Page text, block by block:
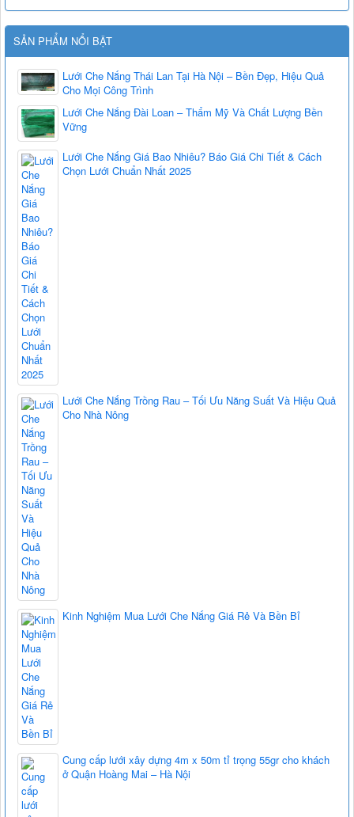
SẢN PHẨM NỔI BẬT
Lưới Che Nắng Thái Lan Tại Hà Nội – Bền Đẹp, Hiệu Quả
Cho Mọi Công Trình
Lưới Che Nắng Đài Loan – Thẩm Mỹ Và Chất Lượng Bền
Vững
Lưới Che Nắng Giá Bao Nhiêu? Báo Giá Chi Tiết & Cách
Chọn Lưới Chuẩn Nhất 2025
Lưới Che Nắng Trồng Rau – Tối Ưu Năng Suất Và Hiệu Quả
Cho Nhà Nông
Kinh Nghiệm Mua Lưới Che Nắng Giá Rẻ Và Bền Bỉ
Cung cấp lưới xây dựng 4m x 50m tỉ trọng 55gr cho khách
ở Quận Hoàng Mai – Hà Nội